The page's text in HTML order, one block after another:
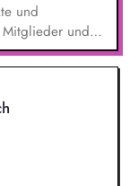
und
Mitglieder und
Du
Klimaschutz nach
Kampagnen
von